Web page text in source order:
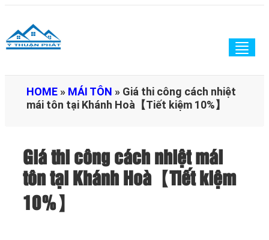
HOME » MÁI TÔN » Giá thi công cách nhiệt
mái tôn tại Khánh Hoà【Tiết kiệm 10%】
Giá thi công cách nhiệt mái
tôn tại Khánh Hoà【Tiết kiệm
10%】